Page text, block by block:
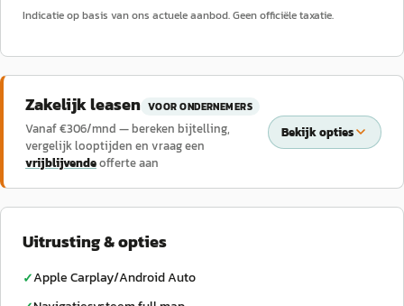
Indicatie op basis van ons actuele aanbod. Geen officiële taxatie.
Zakelijk leasen VOOR ONDERNEMERS
Vanaf €306/mnd — bereken bijtelling,
vergelijk looptijden en vraag een
vrijblijvendeofferte aan
Bekijk opties
Uitrusting & opties
✓Apple Carplay/Android Auto